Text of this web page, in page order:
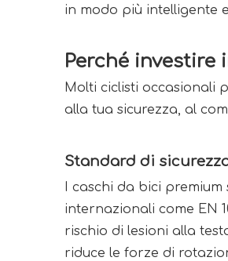
in modo più intelligente
Perché investire
Molti ciclisti occasionali
alla tua sicurezza, al
Standard di
I caschi da bici premium
internazionali come EN
rischio di lesioni alla
riduce le forze di